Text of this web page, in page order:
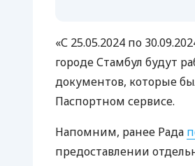
«С 25.05.2024 по
городе Стамбул будут
документов, которые
Паспортном сервисе.
Напомним, ранее Рада
предоставлении